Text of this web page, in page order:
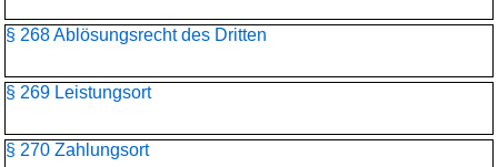
§ 268 Ablösungsrecht des Dritten
§ 269 Leistungsort
§ 270 Zahlungsort